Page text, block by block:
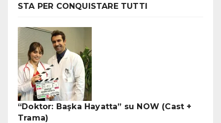
STA PER CONQUISTARE TUTTI
“Doktor: Başka Hayatta” su NOW (Cast +
Trama)